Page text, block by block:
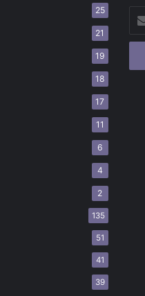
25
21
19
18
17
11
6
4
2
135
51
41
39